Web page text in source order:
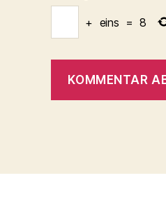
+ eins = 8